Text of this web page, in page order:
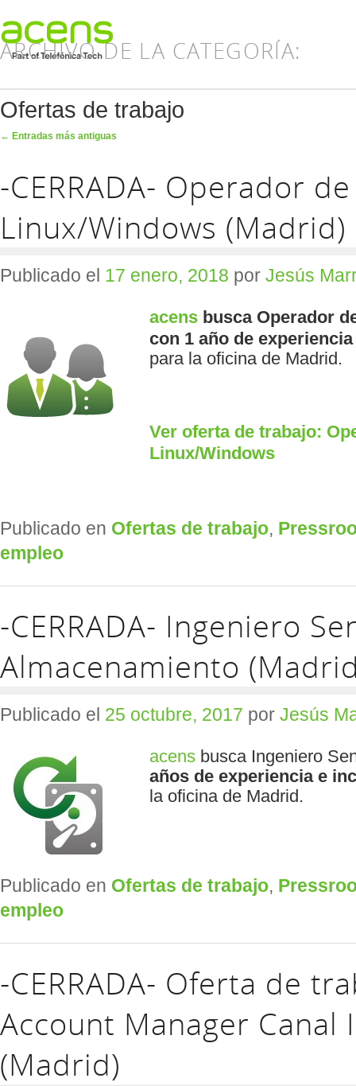
ARCHIVO DE LA CATEGORÍA:
Ofertas de trabajo
Navegador de artículos
← Entradas más antiguas
-CERRADA- Operador
Linux/Windows (Madrid)
Publicado el 17 enero, 2018 por Jesús
acens busca Operador
con 1 año de
para la oficina de Madrid.
Ver oferta de trabajo:
Linux/Windows
Publicado en Ofertas de trabajo,
empleo
-CERRADA- Ingeniero
Almacenamiento
Publicado el 25 octubre, 2017 por Jesús
acensbusca Ingeniero
años de experiencia e
la oficina de Madrid.
Publicado en Ofertas de trabajo,
empleo
-CERRADA- Oferta de
Account Manager Canal
(Madrid)